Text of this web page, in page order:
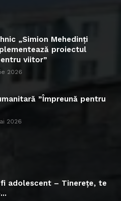
„Simion Mehedinți
proiectul
viitor”
2026
”Împreună pentru
2026
fi adolescent – Tinerețe, te